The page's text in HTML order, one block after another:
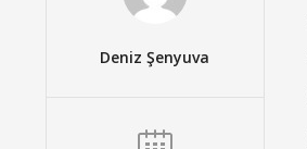
Deniz Şenyuva